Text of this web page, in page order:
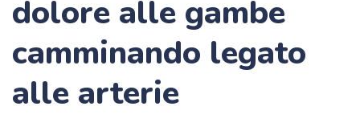
dolore alle gambe
camminando legato
alle arterie